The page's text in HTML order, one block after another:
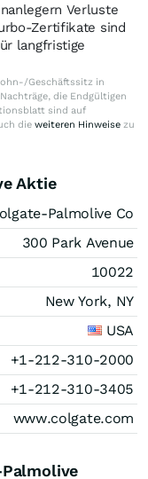
Verluste
Zertifikate sind
langfristige
Geschäftssitz in
die Endgültigen
sind auf
die weiteren Hinweise zu
Aktie
Palmolive Co
300 Park Avenue
10022
New York, NY
USA
+1-212-310-2000
+1-212-310-3405
www.colgate.com